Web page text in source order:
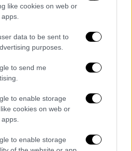
like cookies on web or
data to be sent to
purposes.
to send me
to enable storage
cookies on web or
to enable storage
αυτών που
οι μαθητές θα μπορούν
σεαμυντικές
πρώτων βοηθειών